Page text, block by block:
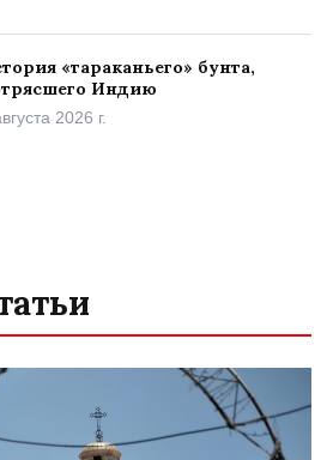
«тараканьего» бунта,
Индию
2026 г.